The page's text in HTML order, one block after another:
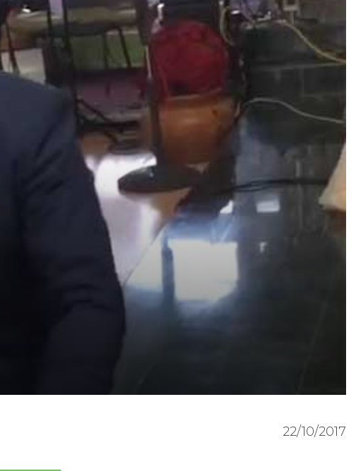
22/10/2017